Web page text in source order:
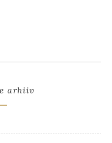
arhiiv